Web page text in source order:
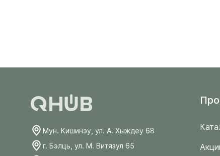
Мун. Кишинэу, ул. А. Хыждеу 68
г. Бэлць, ул. М. Витязул 65